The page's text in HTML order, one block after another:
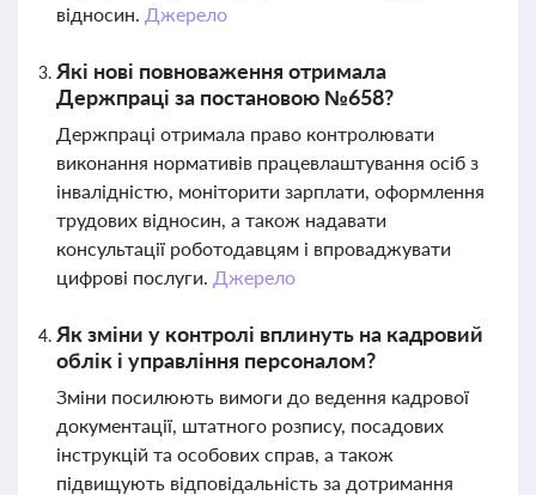
відносин. Джерело
Які нові повноваження отримала
Держпраці за постановою №658?
Держпраці отримала право контролювати
виконання нормативів працевлаштування осіб з
інвалідністю, моніторити зарплати, оформлення
трудових відносин, а також надавати
консультації роботодавцям і впроваджувати
цифрові послуги. Джерело
Як зміни у контролі вплинуть на кадровий
облік і управління персоналом?
Зміни посилюють вимоги до ведення кадрової
документації, штатного розпису, посадових
інструкцій та особових справ, а також
підвищують відповідальність за дотримання